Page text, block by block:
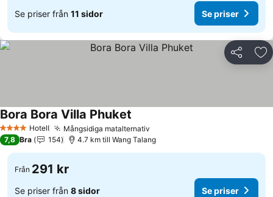
Se priser från 11 sidor Se priser
Dela
4 StjärnorHotell Mångsidiga matalternativ
Bora Bora Villa Phuket
7,8 Bra 154 4.7 km till Wang Talang
Från 291 kr
Se priser från 8 sidor Se priser